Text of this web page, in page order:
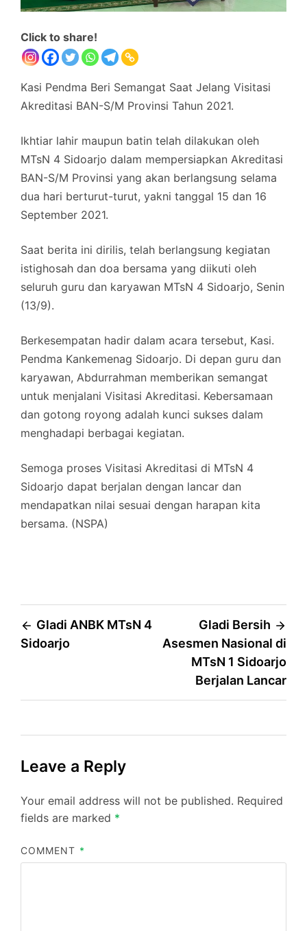
Click to share!
Kasi Pendma Beri Semangat Saat Jelang Visitasi
Akreditasi BAN-S/M Provinsi Tahun 2021.
Ikhtiar lahir maupun batin telah dilakukan oleh
MTsN 4 Sidoarjo dalam mempersiapkan Akreditasi
BAN-S/M Provinsi yang akan berlangsung selama
dua hari berturut-turut, yakni tanggal 15 dan 16
September 2021.
Saat berita ini dirilis, telah berlangsung kegiatan
istighosah dan doa bersama yang diikuti oleh
seluruh guru dan karyawan MTsN 4 Sidoarjo, Senin
(13/9).
Berkesempatan hadir dalam acara tersebut, Kasi.
Pendma Kankemenag Sidoarjo. Di depan guru dan
karyawan, Abdurrahman memberikan semangat
untuk menjalani Visitasi Akreditasi. Kebersamaan
dan gotong royong adalah kunci sukses dalam
menghadapi berbagai kegiatan.
Semoga proses Visitasi Akreditasi di MTsN 4
Sidoarjo dapat berjalan dengan lancar dan
mendapatkan nilai sesuai dengan harapan kita
bersama. (NSPA)
Post
navigation
Gladi ANBK MTsN 4
Sidoarjo
Gladi Bersih
Asesmen Nasional di
MTsN 1 Sidoarjo
Berjalan Lancar
Leave a Reply
Your email address will not be published. Required
fields are marked *
COMMENT *